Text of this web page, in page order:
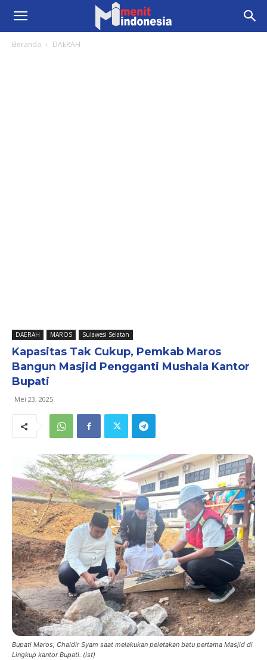
Beranda DAERAH
DAERAH MAROS Sulawesi Selatan
Kapasitas Tak Cukup, Pemkab Maros
Bangun Masjid Pengganti Mushala Kantor
Bupati
Mei 23, 2025
Bupati Maros, Chaidir Syam saat melakukan peletakan batu pertama Masjid di
Lingkup kantor Bupati. (ist)